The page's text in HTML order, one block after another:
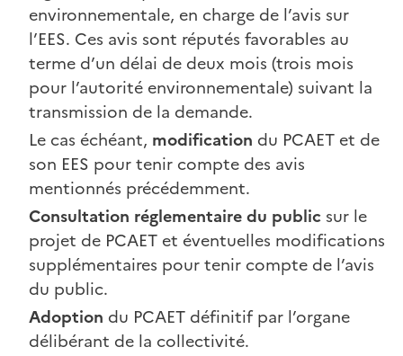
environnementale, en charge de l’avis sur
l’EES. Ces avis sont réputés favorables au
terme d’un délai de deux mois (trois mois
pour l’autorité environnementale) suivant la
transmission de la demande.
Le cas échéant, modification du PCAET et de
son EES pour tenir compte des avis
mentionnés précédemment.
Consultation réglementaire du public sur le
projet de PCAET et éventuelles modifications
supplémentaires pour tenir compte de l’avis
du public.
Adoption du PCAET définitif par l’organe
délibérant de la collectivité.